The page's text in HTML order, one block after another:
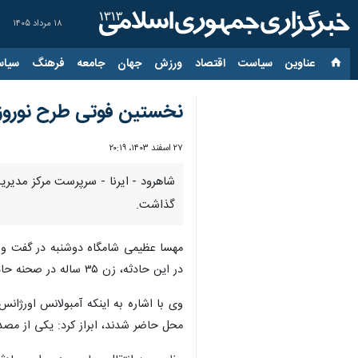
۱۸ مرداد ۱۴۰۵
عناوین‌ سیاست اقتصاد ورزش جهان جامعه فرهنگ
نخستین فوتی طرح نوروزی/
۲۷ اسفند ۱۴۰۳، ۲۰:۱۹